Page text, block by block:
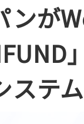
ンが
ステ